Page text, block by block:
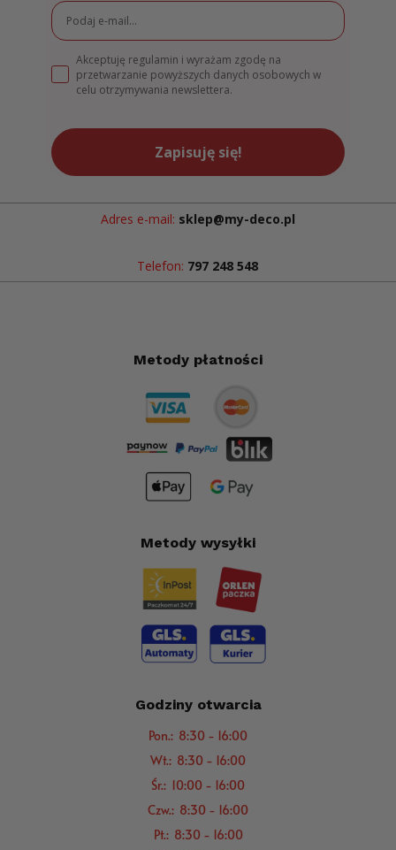
Akceptuję regulamin i wyrażam zgodę na
przetwarzanie powyższych danych osobowych w
celu otrzymywania newslettera.
Zapisuję się!
Adres e-mail: sklep@my-deco.pl
Telefon: 797 248 548
Metody płatności
Metody wysyłki
Godziny otwarcia
Pon.: 8:30 - 16:00
Wt.: 8:30 - 16:00
Śr.: 10:00 - 16:00
Czw.: 8:30 - 16:00
Pt.: 8:30 - 16:00